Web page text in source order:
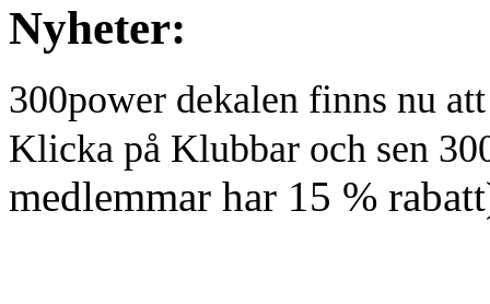
Nyheter:
300power dekalen finns nu
Klicka på Klubbar och sen
medlemmar har 15 %